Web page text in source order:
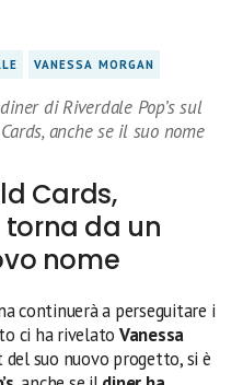
VANESSA MORGAN
di Riverdale Pop’s sul
anche se il suo nome
Cards,
da un
nome
continuerà a perseguitare i
ci ha rivelato Vanessa
suo nuovo progetto, si è